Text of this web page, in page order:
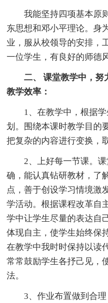
我能坚持四项基本原则
东思想和邓小平理论。身
业，服从校领导的安排，
一位学生，有良好的师德
二、 课堂教学中，努
教学效率：
1、在教学中，根据学
划。围绕本课时教学目的
把复杂的内容进行变换，
2、上好每一节课。课
确，能认真钻研教材，了
点，善于创设学习情境激
学活动。根据课程改革自
学中让学生尽量的表达自
体现自主，使学生始终保
在教学中我时时保持以读
常常鼓励学生各抒己见，
法。
3、作业布置做到合理